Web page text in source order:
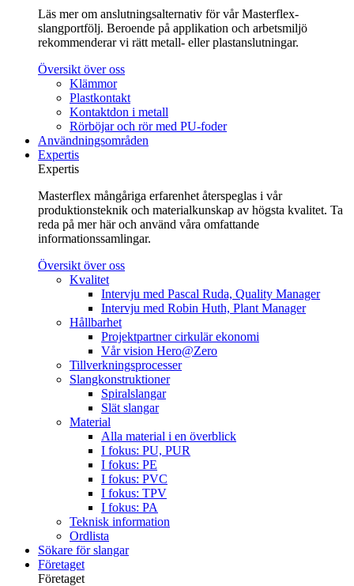
Läs mer om anslutningsalternativ för vår Masterflex-
slangportfölj. Beroende på applikation och arbetsmiljö
rekommenderar vi rätt metall- eller plastanslutningar.
Översikt över oss
Klämmor
Plastkontakt
Kontaktdon i metall
Rörböjar och rör med PU-foder
Användningsområden
Expertis
Expertis
Masterflex mångåriga erfarenhet återspeglas i vår
produktionsteknik och materialkunskap av högsta kvalitet. Ta
reda på mer här och använd våra omfattande
informationssamlingar.
Översikt över oss
Kvalitet
Intervju med Pascal Ruda, Quality Manager
Intervju med Robin Huth, Plant Manager
Hållbarhet
Projektpartner cirkulär ekonomi
Vår vision Hero@Zero
Tillverkningsprocesser
Slangkonstruktioner
Spiralslangar
Slät slangar
Material
Alla material i en överblick
I fokus: PU, PUR
I fokus: PE
I fokus: PVC
I fokus: TPV
I fokus: PA
Teknisk information
Ordlista
Sökare för slangar
Företaget
Företaget